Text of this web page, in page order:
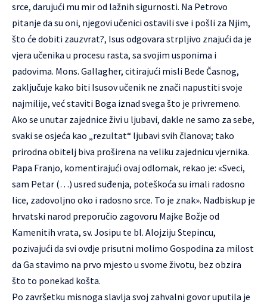
srce, darujući mu mir od lažnih sigurnosti. Na Petrovo
pitanje da su oni, njegovi učenici ostavili sve i pošli za Njim,
što će dobiti zauzvrat?, Isus odgovara strpljivo znajući da je
vjera učenika u procesu rasta, sa svojim usponima i
padovima. Mons. Gallagher, citirajući misli Bede Časnog,
zaključuje kako biti Isusov učenik ne znači napustiti svoje
najmilije, već staviti Boga iznad svega što je privremeno.
Ako se unutar zajednice živi u ljubavi, dakle ne samo za sebe,
svaki se osjeća kao „rezultat“ ljubavi svih članova; tako
prirodna obitelj biva proširena na veliku zajednicu vjernika.
Papa Franjo, komentirajući ovaj odlomak, rekao je: «Sveci,
sam Petar (…) usred suđenja, poteškoća su imali radosno
lice, zadovoljno oko i radosno srce. To je znak». Nadbiskup je
hrvatski narod preporučio zagovoru Majke Božje od
Kamenitih vrata, sv. Josipu te bl. Alojziju Stepincu,
pozivajući da svi ovdje prisutni molimo Gospodina za milost
da Ga stavimo na prvo mjesto u svome životu, bez obzira
što to ponekad košta.
Po završetku misnoga slavlja svoj zahvalni govor uputila je